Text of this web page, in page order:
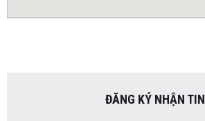
ĐĂNG KÝ NHẬN TIN